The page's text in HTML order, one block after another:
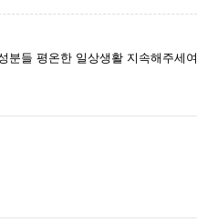
분들 평온한 일상생활 지속해주세여